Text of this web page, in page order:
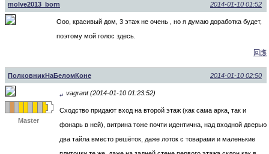
molve2013_born 2014-01-10 01:52
Ооо, красивый дом, 3 этаж не очень , но я думаю доработка будет,
поэтому мой голос здесь.
回應
ПолковникНаБеломКоне 2014-01-10 02:50
Master
↵ vagrant (2014-01-10 01:23:52)
Сходство придают вход на второй этаж (как сама арка, так и
фонарь в ней), витрина тоже почти идентична, над входной дверью
два тайла вместо решёток, даже лоток с товарами и маленькие